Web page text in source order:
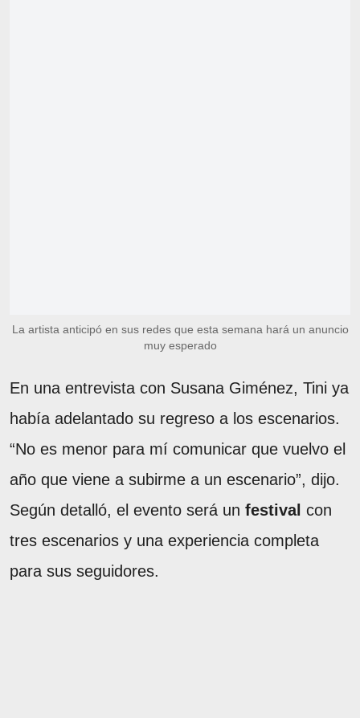
La artista anticipó en sus redes que esta semana hará un anuncio
muy esperado
En una entrevista con Susana Giménez, Tini ya
había adelantado su regreso a los escenarios.
“No es menor para mí comunicar que vuelvo el
año que viene a subirme a un escenario”, dijo.
Según detalló, el evento será un festival con
tres escenarios y una experiencia completa
para sus seguidores.